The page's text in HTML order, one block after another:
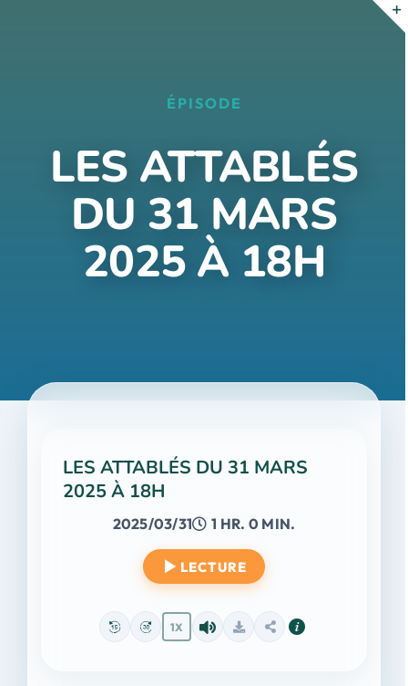
ÉPISODE
LES ATTABLÉS
DU 31 MARS
2025 À 18H
LES ATTABLÉS DU 31 MARS
2025 À 18H
2025/03/31 1 HR. 0 MIN.
LECTURE
1X